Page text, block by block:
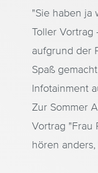
"Sie haben ja
Toller Vortrag
aufgrund der
Spaß
Infotainment
Zur Sommer
Vortrag "Frau
hören